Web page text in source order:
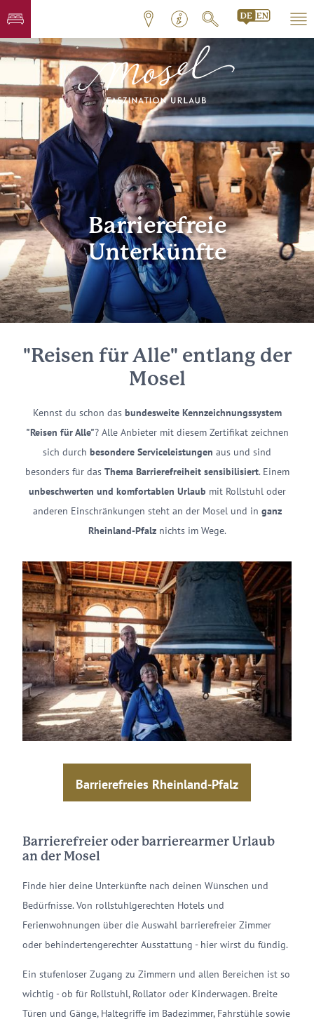
Barrierefreie
Unterkünfte
"Reisen für Alle" entlang der
Mosel
Kennst du schon das bundesweite Kennzeichnungssystem
"Reisen für Alle"? Alle Anbieter mit diesem Zertifikat zeichnen
sich durch besondere Serviceleistungen aus und sind
besonders für das Thema Barrierefreiheit sensibilisiert. Einem
unbeschwerten und komfortablen Urlaub mit Rollstuhl oder
anderen Einschränkungen steht an der Mosel und in ganz
Rheinland-Pfalz nichts im Wege.
Barrierefreies Rheinland-Pfalz
Barrierefreier oder barrierearmer Urlaub
an der Mosel
Finde hier deine Unterkünfte nach deinen Wünschen und
Bedürfnisse. Von rollstuhlgerechten Hotels und
Ferienwohnungen über die Auswahl barrierefreier Zimmer
oder behindertengerechter Ausstattung - hier wirst du fündig.
Ein stufenloser Zugang zu Zimmern und allen Bereichen ist so
wichtig - ob für Rollstuhl, Rollator oder Kinderwagen. Breite
Türen und Gänge, Haltegriffe im Badezimmer, Fahrstühle sowie